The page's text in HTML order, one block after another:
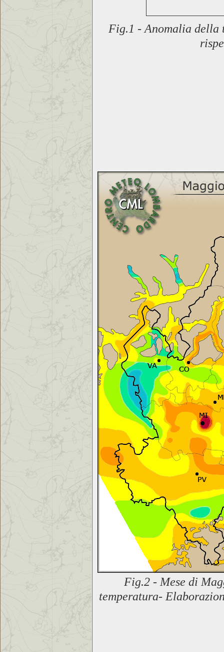
Fig.1 - Anomalia della
Fig.2 - Mese di
temperatura-